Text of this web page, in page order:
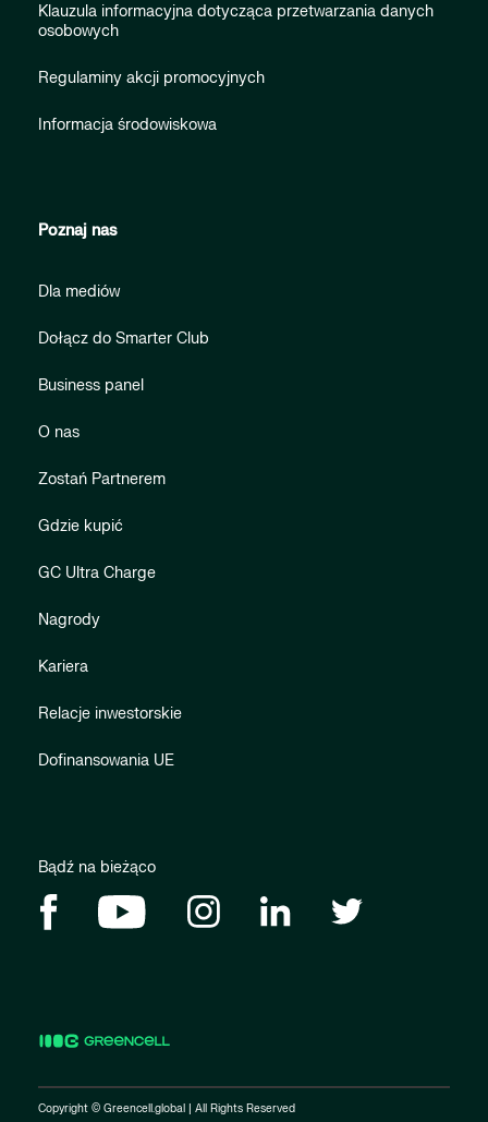
Klauzula informacyjna dotycząca przetwarzania danych
osobowych
Regulaminy akcji promocyjnych
Informacja środowiskowa
Poznaj nas
Dla mediów
Dołącz do Smarter Club
Business panel
O nas
Zostań Partnerem
Gdzie kupić
GC Ultra Charge
Nagrody
Kariera
Relacje inwestorskie
Dofinansowania UE
Bądź na bieżąco
Copyright © Greencell.global | All Rights Reserved